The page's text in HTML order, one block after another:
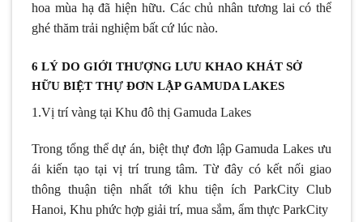
hoa mùa hạ đã hiện hữu. Các chủ nhân tương lai có thể
ghé thăm trải nghiệm bất cứ lúc nào.
6 LÝ DO GIỚI THƯỢNG LƯU KHAO KHÁT SỞ
HỮU BIỆT THỰ ĐƠN LẬP GAMUDA LAKES
1.Vị trí vàng tại Khu đô thị Gamuda Lakes
Trong tổng thể dự án, biệt thự đơn lập Gamuda Lakes ưu
ái kiến tạo tại vị trí trung tâm. Từ đây có kết nối giao
thông thuận tiện nhất tới khu tiện ích ParkCity Club
Hanoi, Khu phức hợp giải trí, mua sắm, ẩm thực ParkCity